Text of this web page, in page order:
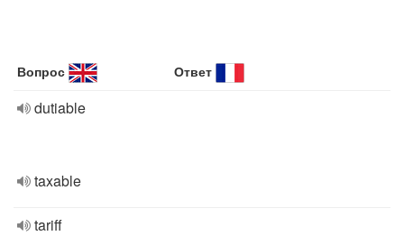
Вопрос Ответ
dutiable
taxable
tariff